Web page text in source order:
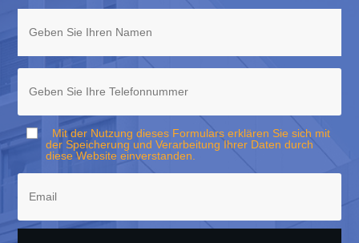
Mit der Nutzung dieses Formulars erklären Sie sich mit
der Speicherung und Verarbeitung Ihrer Daten durch
diese Website einverstanden.